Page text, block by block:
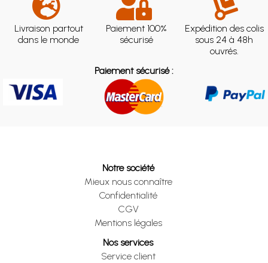
Livraison partout
dans le monde
Paiement 100%
sécurisé
Expédition des colis
sous 24 à 48h
ouvrés.
Paiement sécurisé :
Notre société
Mieux nous connaître
Confidentialité
CGV
Mentions légales
Nos services
Service client